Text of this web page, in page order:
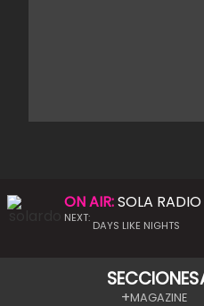
ON AIR:SOLA RADIO
NEXT:
DAYS LIKE NIGHTS
SECCIONES
MAGAZINE